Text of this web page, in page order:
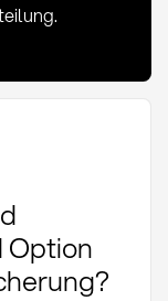
Option